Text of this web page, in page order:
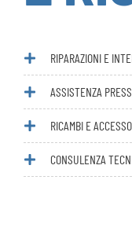
ASSISTENZA
RICAMBI E
CONSULENZA